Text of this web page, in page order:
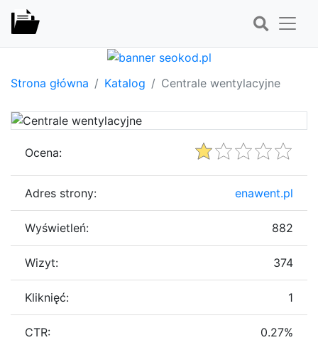
Strona główna Katalog Centrale wentylacyjne
Ocena:
Adres strony: enawent.pl
Wyświetleń: 882
Wizyt: 374
Kliknięć: 1
CTR: 0.27%